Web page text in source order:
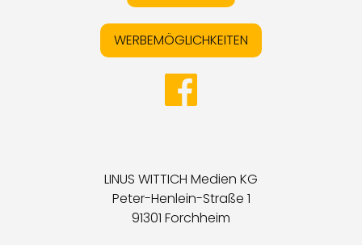
WERBEMÖGLICHKEITEN
LINUS WITTICH Medien KG
Peter-Henlein-Straße 1
91301 Forchheim